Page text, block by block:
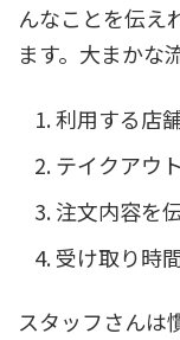
んなことを伝え
ます。大まかな
利用する店
テイクアウ
注文内容を
受け取り時
スタッフさんは